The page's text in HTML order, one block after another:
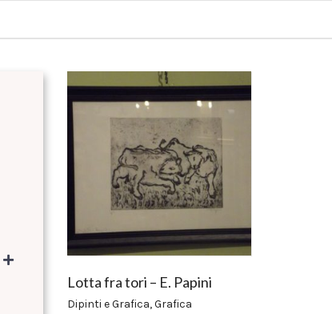
Lotta fra tori – E. Papini
Dipinti e Grafica,Grafica